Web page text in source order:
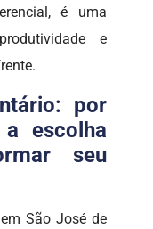
é uma
e
por
escolha
seu
São José de